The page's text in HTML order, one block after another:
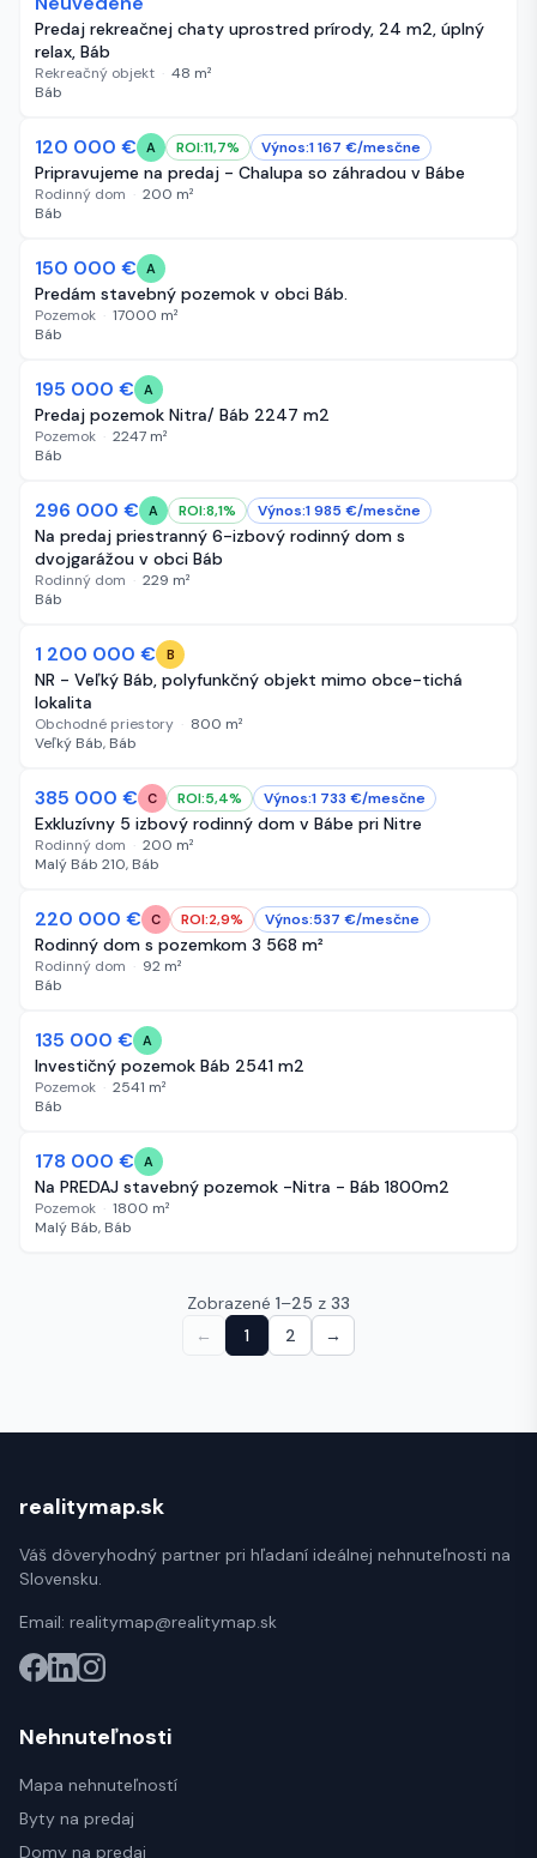
Predaj rekreačnej chaty uprostred prírody, 24 m2, úplný
relax, Báb
Rekreačný objekt · 48 m²
Báb
90 dní
120 000 € A ROI:11,7% Výnos:1 167 €/mesčne
Pripravujeme na predaj - Chalupa so záhradou v Bábe
Rodinný dom · 200 m²
Báb
121 dní
150 000 € A
Predám stavebný pozemok v obci Báb.
Pozemok · 17000 m²
Báb
249 dní
195 000 € A
Predaj pozemok Nitra/ Báb 2247 m2
Pozemok · 2247 m²
Báb
263 dní
-30 000 €
296 000 € A ROI:8,1% Výnos:1 985 €/mesčne
Na predaj priestranný 6-izbový rodinný dom s
dvojgarážou v obci Báb
Rodinný dom · 229 m²
Báb
319 dní
1 200 000 € B
NR - Veľký Báb, polyfunkčný objekt mimo obce-tichá
lokalita
Obchodné priestory · 800 m²
Veľký Báb, Báb
396 dní
-45 000 €
385 000 € C ROI:5,4% Výnos:1 733 €/mesčne
Exkluzívny 5 izbový rodinný dom v Bábe pri Nitre
Rodinný dom · 200 m²
Malý Báb 210, Báb
431 dní
220 000 € C ROI:2,9% Výnos:537 €/mesčne
Rodinný dom s pozemkom 3 568 m²
Rodinný dom · 92 m²
Báb
431 dní
135 000 € A
Investičný pozemok Báb 2541 m2
Pozemok · 2541 m²
Báb
494 dní
-2 000 €
178 000 € A
Na PREDAJ stavebný pozemok -Nitra - Báb 1800m2
Pozemok · 1800 m²
Malý Báb, Báb
Zobrazené 1–25 z 33
←
1 2 →
realitymap.sk
Váš dôveryhodný partner pri hľadaní ideálnej nehnuteľnosti na
Slovensku.
Email: realitymap@realitymap.sk
Nehnuteľnosti
Mapa nehnuteľností
Byty na predaj
Domy na predaj